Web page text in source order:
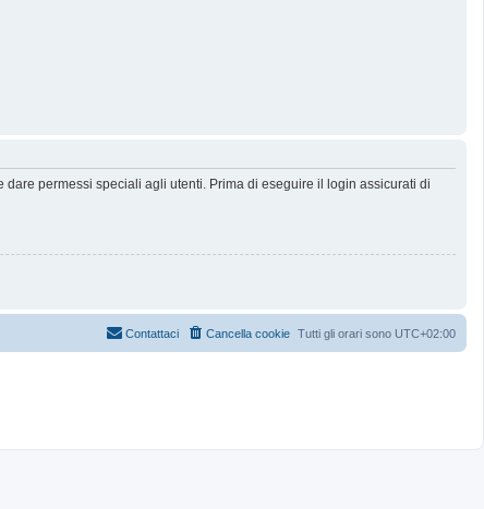
permessi speciali agli utenti. Prima di eseguire il login assicurati di
Tutti gli orari sono UTC+02:00
Cancella cookie
Contattaci